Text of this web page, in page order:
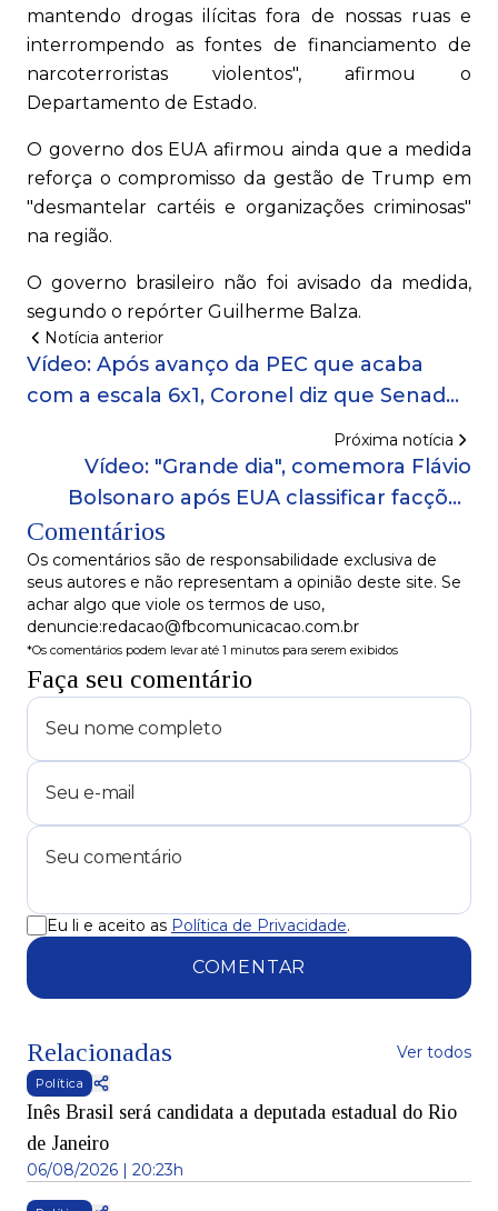
mantendo drogas ilícitas fora de nossas ruas e
interrompendo as fontes de financiamento de
narcoterroristas violentos", afirmou o
Departamento de Estado.
O governo dos EUA afirmou ainda que a medida
reforça o compromisso da gestão de Trump em
"desmantelar cartéis e organizações criminosas"
na região.
O governo brasileiro não foi avisado da medida,
segundo o repórter Guilherme Balza.
Notícia anterior
Vídeo: Após avanço da PEC que acaba
com a escala 6x1, Coronel diz que Senado
Próxima notícia
Vídeo: "Grande dia", comemora Flávio
Bolsonaro após EUA classificar facções
como organizações terroristas
Comentários
Os comentários são de responsabilidade exclusiva de
seus autores e não representam a opinião deste site. Se
achar algo que viole os termos de uso,
denuncie:redacao@fbcomunicacao.com.br
*Os comentários podem levar até 1 minutos para serem exibidos
Faça seu comentário
Eu li e aceito as Política de Privacidade.
COMENTAR
Relacionadas Ver todos
Política
Inês Brasil será candidata a deputada estadual do Rio
de Janeiro
06/08/2026 | 20:23h